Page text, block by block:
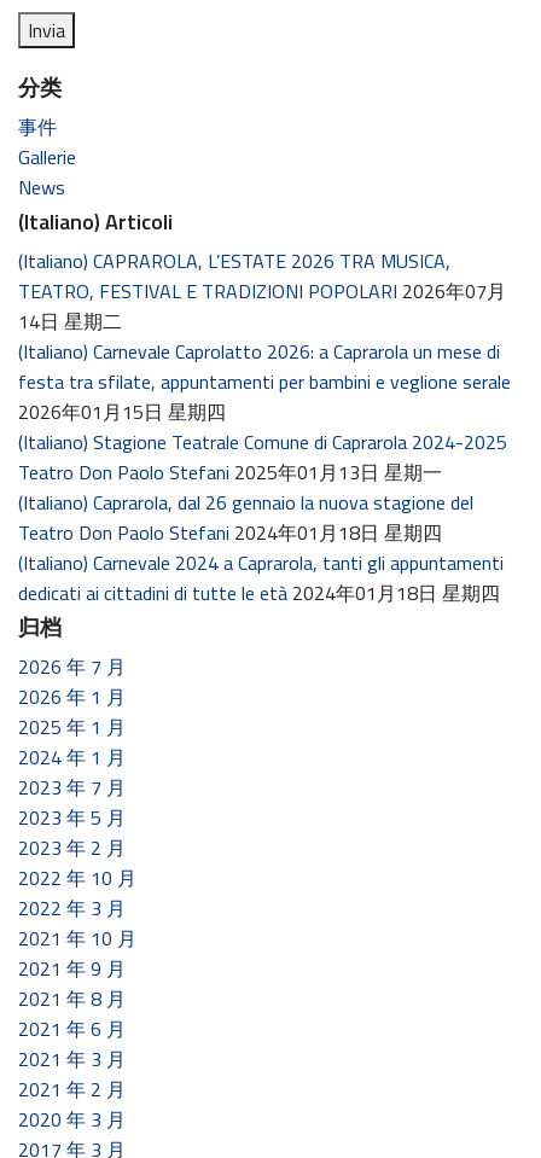
分类
事件
Gallerie
News
(Italiano) Articoli
(Italiano) CAPRAROLA, L’ESTATE 2026 TRA MUSICA,
TEATRO, FESTIVAL E TRADIZIONI POPOLARI 2026年07月
14日 星期二
(Italiano) Carnevale Caprolatto 2026: a Caprarola un mese di
festa tra sfilate, appuntamenti per bambini e veglione serale
2026年01月15日 星期四
(Italiano) Stagione Teatrale Comune di Caprarola 2024-2025
Teatro Don Paolo Stefani 2025年01月13日 星期一
(Italiano) Caprarola, dal 26 gennaio la nuova stagione del
Teatro Don Paolo Stefani 2024年01月18日 星期四
(Italiano) Carnevale 2024 a Caprarola, tanti gli appuntamenti
dedicati ai cittadini di tutte le età 2024年01月18日 星期四
归档
2026 年 7 月
2026 年 1 月
2025 年 1 月
2024 年 1 月
2023 年 7 月
2023 年 5 月
2023 年 2 月
2022 年 10 月
2022 年 3 月
2021 年 10 月
2021 年 9 月
2021 年 8 月
2021 年 6 月
2021 年 3 月
2021 年 2 月
2020 年 3 月
2017 年 3 月